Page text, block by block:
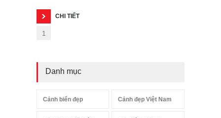
CHI TIẾT
1
Danh mục
Cảnh biển đẹp Cảnh đẹp Việt Nam